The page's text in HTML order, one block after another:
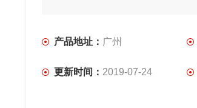
产品地址： 广州
更新时间： 2019-07-24